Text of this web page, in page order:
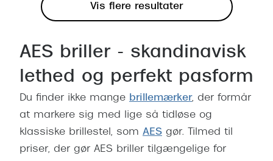
Vis flere resultater
AES briller - skandinavisk
lethed og perfekt pasform
Du finder ikke mange brillemærker, der formår
at markere sig med lige så tidløse og
klassiske brillestel, som AES gør. Tilmed til
priser, der gør AES briller tilgængelige for